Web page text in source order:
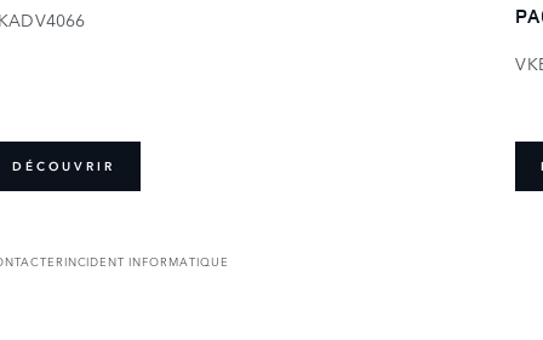
DÉCOUVRIR
INCIDENT INFORMATIQUE